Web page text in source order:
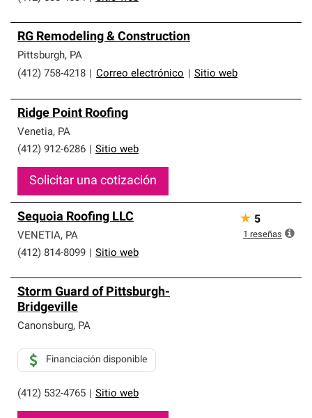
RG Remodeling & Construction
Pittsburgh, PA
(412) 758-4218
Correo electrónico Sitio web
Ridge Point Roofing
Venetia, PA
(412) 912-6286
Sitio web
Solicitar una cotización
Sequoia Roofing LLC
VENETIA, PA
(412) 814-8099
Sitio web
★ 5
1 reseñas
Storm Guard of Pittsburgh-
Bridgeville
Canonsburg, PA
(412) 532-4765 Sitio web
Financiación disponible